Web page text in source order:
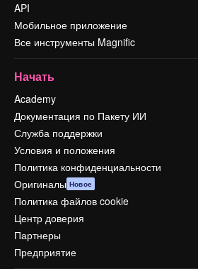
API
Мобильное приложение
Все инструменты Magnific
Начать
Academy
Документация по Пакету ИИ
Служба поддержки
Условия и положения
Политика конфиденциальности
Оригиналы Новое
Политика файлов cookie
Центр доверия
Партнеры
Предприятие